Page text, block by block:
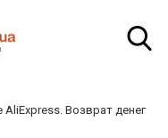
Возврат денег